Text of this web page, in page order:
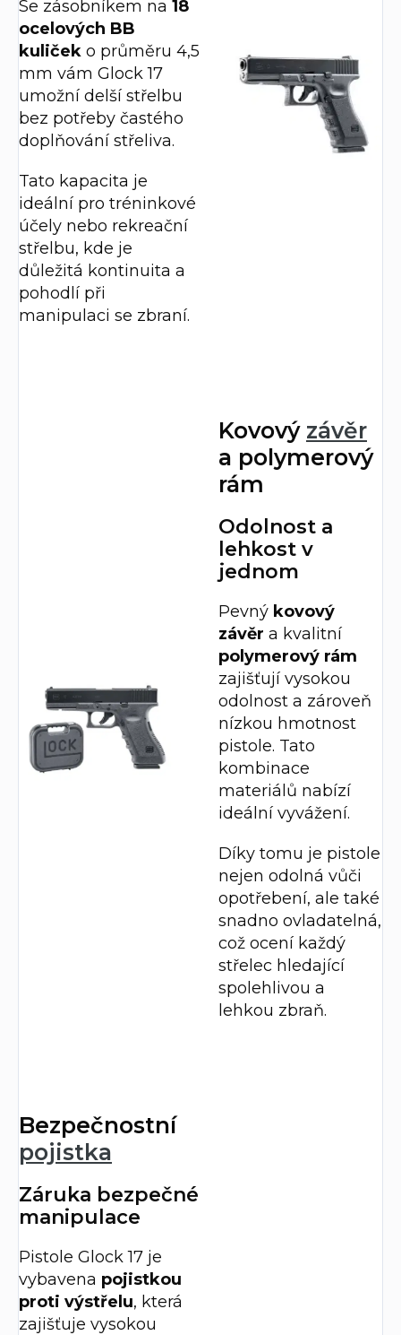
Se zásobníkem na 18
ocelových BB
kuliček o průměru 4,5
mm vám Glock 17
umožní delší střelbu
bez potřeby častého
doplňování střeliva.
Tato kapacita je
ideální pro tréninkové
účely nebo rekreační
střelbu, kde je
důležitá kontinuita a
pohodlí při
manipulaci se zbraní.
Kovový závěr
a polymerový
rám
Odolnost a
lehkost v
jednom
Pevný kovový
závěr a kvalitní
polymerový rám
zajišťují vysokou
odolnost a zároveň
nízkou hmotnost
pistole. Tato
kombinace
materiálů nabízí
ideální vyvážení.
Díky tomu je pistole
nejen odolná vůči
opotřebení, ale také
snadno ovladatelná,
což ocení každý
střelec hledající
spolehlivou a
lehkou zbraň.
Bezpečnostní
pojistka
Záruka bezpečné
manipulace
Pistole Glock 17 je
vybavena pojistkou
proti výstřelu, která
zajišťuje vysokou